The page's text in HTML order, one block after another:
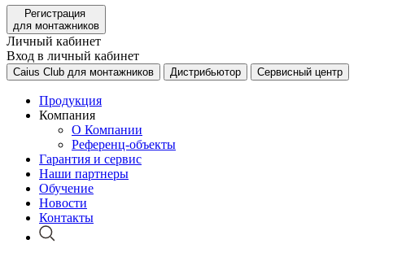
Регистрация
для монтажников
Личный кабинет
Вход в личный кабинет
Caius Club для монтажников Дистрибьютор Сервисный центр
Продукция
Компания
О Компании
Референц-объекты
Гарантия и сервис
Наши партнеры
Обучение
Новости
Контакты